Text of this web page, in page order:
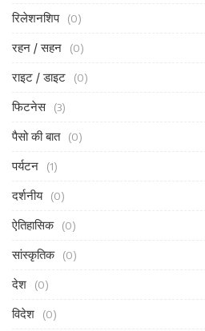
रिलेशनशिप (0)
रहन / सहन (0)
राइट / डाइट (0)
फिटनेस (3)
पैसो की बात (0)
पर्यटन (1)
दर्शनीय (0)
ऐतिहासिक (0)
सांस्कृतिक (0)
देश (0)
विदेश (0)